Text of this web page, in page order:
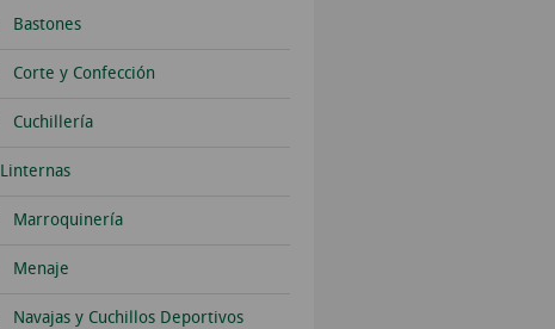
Bastones
Corte y Confección
Cuchillería
Linternas
Marroquinería
Menaje
Navajas y Cuchillos Deportivos